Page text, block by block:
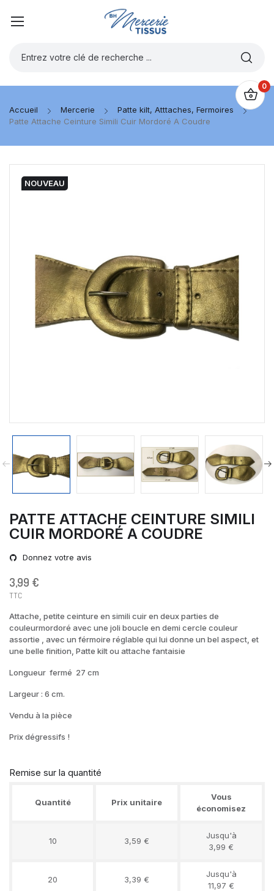
0
Accueil Mercerie
Patte kilt, Atttaches, Fermoires
Patte Attache Ceinture Simili Cuir Mordoré A Coudre
NOUVEAU
PATTE ATTACHE CEINTURE SIMILI
CUIR MORDORÉ A COUDRE
Donnez votre avis
3,99 €
TTC
Attache, petite ceinture en simili cuir en deux parties de
couleurmordoré avec une joli boucle en demi cercle couleur
assortie , avec un férmoire réglable qui lui donne un bel aspect, et
une belle finition, Patte kilt ou attache fantaisie
Longueur fermé 27 cm
Largeur : 6 cm.
Vendu à la pièce
Prix dégressifs !
Remise sur la quantité
Quantité Prix unitaire
Vous
économisez
10 3,59 €
Jusqu'à
3,99 €
20 3,39 €
Jusqu'à
11,97 €